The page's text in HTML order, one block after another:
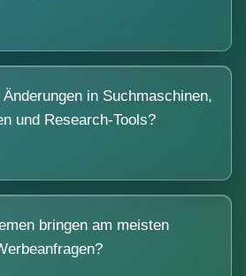
in Suchmaschinen,
und Research-Tools?
bringen am meisten